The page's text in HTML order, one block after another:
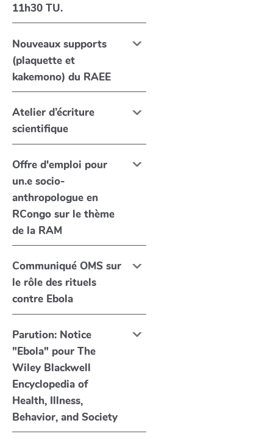
11h30 TU.
Nouveaux supports
(plaquette et
kakemono) du RAEE
Atelier d’écriture
scientifique
Offre d'emploi pour
un.e socio-
anthropologue en
RCongo sur le thème
de la RAM
Communiqué OMS sur
le rôle des rituels
contre Ebola
Parution: Notice
"Ebola" pour The
Wiley Blackwell
Encyclopedia of
Health, Illness,
Behavior, and Society